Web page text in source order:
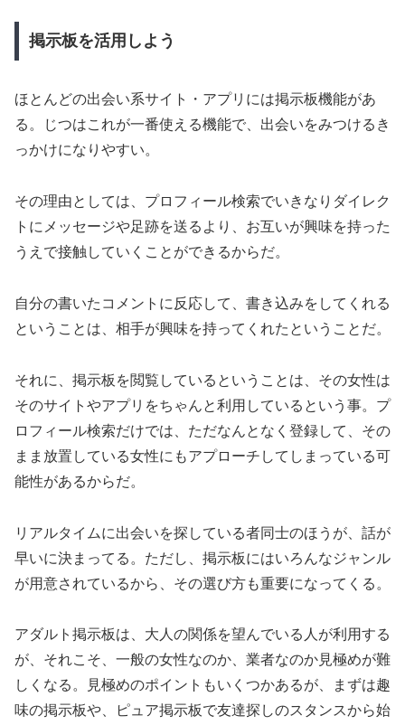
掲示板を活用しよう
ほとんどの出会い系サイト・アプリには掲示板機能があ
る。じつはこれが一番使える機能で、出会いをみつけるき
っかけになりやすい。
その理由としては、プロフィール検索でいきなりダイレク
トにメッセージや足跡を送るより、お互いが興味を持った
うえで接触していくことができるからだ。
自分の書いたコメントに反応して、書き込みをしてくれる
ということは、相手が興味を持ってくれたということだ。
それに、掲示板を閲覧しているということは、その女性は
そのサイトやアプリをちゃんと利用しているという事。プ
ロフィール検索だけでは、ただなんとなく登録して、その
まま放置している女性にもアプローチしてしまっている可
能性があるからだ。
リアルタイムに出会いを探している者同士のほうが、話が
早いに決まってる。ただし、掲示板にはいろんなジャンル
が用意されているから、その選び方も重要になってくる。
アダルト掲示板は、大人の関係を望んでいる人が利用する
が、それこそ、一般の女性なのか、業者なのか見極めが難
しくなる。見極めのポイントもいくつかあるが、まずは趣
味の掲示板や、ピュア掲示板で友達探しのスタンスから始